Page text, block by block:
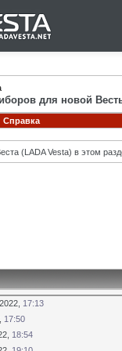
для новой
Справка
(LADA Vesta) в этом
17:13
17:50
18:54